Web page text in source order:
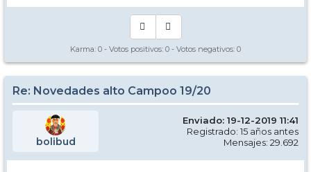
Karma: 0 - Votos positivos: 0 - Votos negativos: 0
Re: Novedades alto Campoo 19/20
bolibud
Enviado: 19-12-2019 11:41
Registrado: 15 años antes
Mensajes: 29.692